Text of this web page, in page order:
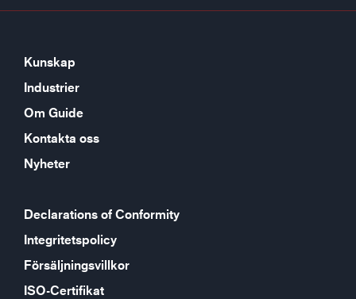
Kunskap
Industrier
Om Guide
Kontakta oss
Nyheter
Declarations of Conformity
Integritetspolicy
Försäljningsvillkor
ISO-Certifikat